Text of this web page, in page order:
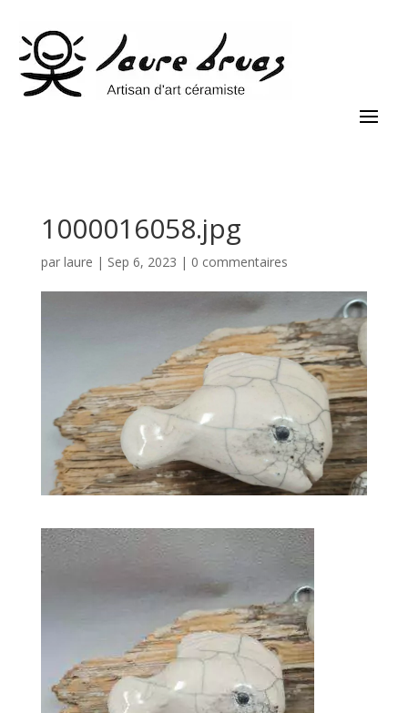
1000016058.jpg
par laure | Sep 6, 2023 | 0 commentaires